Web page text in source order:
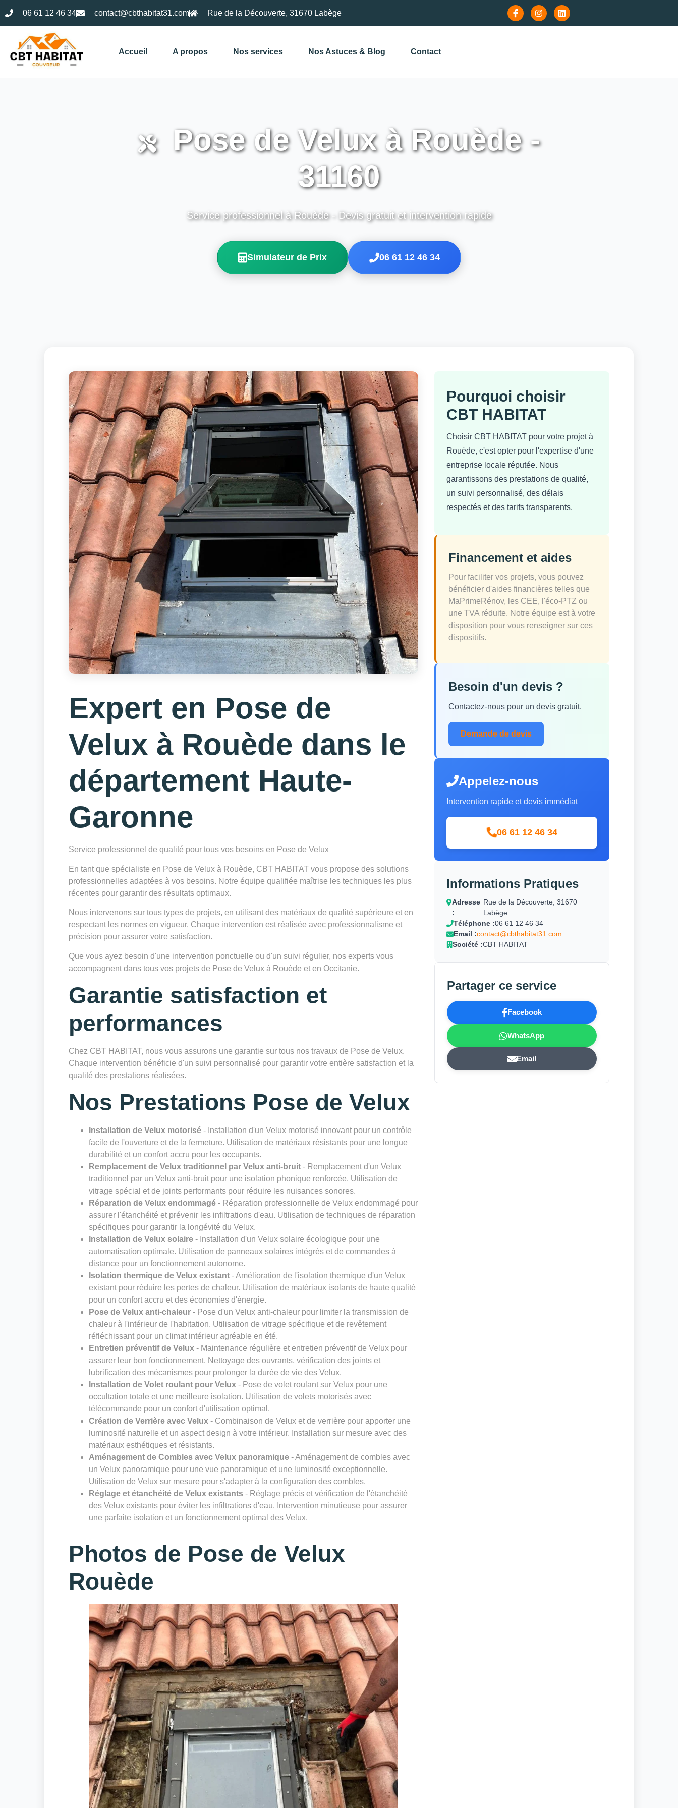
06 61 12 46 34 contact@cbthabitat31.com Rue de la Découverte, 31670 Labège
Accueil A propos Nos services Nos Astuces & Blog Contact
Pose de Velux à Rouède -
31160
Service professionnel à Rouède - Devis gratuit et intervention rapide
Simulateur de Prix 06 61 12 46 34
Expert en Pose de
Velux à Rouède dans le
département Haute-
Garonne
Service professionnel de qualité pour tous vos besoins en Pose de Velux
En tant que spécialiste en Pose de Velux à Rouède, CBT HABITAT vous propose des solutions
professionnelles adaptées à vos besoins. Notre équipe qualifiée maîtrise les techniques les plus
récentes pour garantir des résultats optimaux.
Nous intervenons sur tous types de projets, en utilisant des matériaux de qualité supérieure et en
respectant les normes en vigueur. Chaque intervention est réalisée avec professionnalisme et
précision pour assurer votre satisfaction.
Que vous ayez besoin d'une intervention ponctuelle ou d'un suivi régulier, nos experts vous
accompagnent dans tous vos projets de Pose de Velux à Rouède et en Occitanie.
Garantie satisfaction et
performances
Chez CBT HABITAT, nous vous assurons une garantie sur tous nos travaux de Pose de Velux.
Chaque intervention bénéficie d'un suivi personnalisé pour garantir votre entière satisfaction et la
qualité des prestations réalisées.
Nos Prestations Pose de Velux
Installation de Velux motorisé - Installation d'un Velux motorisé innovant pour un contrôle
facile de l'ouverture et de la fermeture. Utilisation de matériaux résistants pour une longue
durabilité et un confort accru pour les occupants.
Remplacement de Velux traditionnel par Velux anti-bruit - Remplacement d'un Velux
traditionnel par un Velux anti-bruit pour une isolation phonique renforcée. Utilisation de
vitrage spécial et de joints performants pour réduire les nuisances sonores.
Réparation de Velux endommagé - Réparation professionnelle de Velux endommagé pour
assurer l'étanchéité et prévenir les infiltrations d'eau. Utilisation de techniques de réparation
spécifiques pour garantir la longévité du Velux.
Installation de Velux solaire - Installation d'un Velux solaire écologique pour une
automatisation optimale. Utilisation de panneaux solaires intégrés et de commandes à
distance pour un fonctionnement autonome.
Isolation thermique de Velux existant - Amélioration de l'isolation thermique d'un Velux
existant pour réduire les pertes de chaleur. Utilisation de matériaux isolants de haute qualité
pour un confort accru et des économies d'énergie.
Pose de Velux anti-chaleur - Pose d'un Velux anti-chaleur pour limiter la transmission de
chaleur à l'intérieur de l'habitation. Utilisation de vitrage spécifique et de revêtement
réfléchissant pour un climat intérieur agréable en été.
Entretien préventif de Velux - Maintenance régulière et entretien préventif de Velux pour
assurer leur bon fonctionnement. Nettoyage des ouvrants, vérification des joints et
lubrification des mécanismes pour prolonger la durée de vie des Velux.
Installation de Volet roulant pour Velux - Pose de volet roulant sur Velux pour une
occultation totale et une meilleure isolation. Utilisation de volets motorisés avec
télécommande pour un confort d'utilisation optimal.
Création de Verrière avec Velux - Combinaison de Velux et de verrière pour apporter une
luminosité naturelle et un aspect design à votre intérieur. Installation sur mesure avec des
matériaux esthétiques et résistants.
Aménagement de Combles avec Velux panoramique - Aménagement de combles avec
un Velux panoramique pour une vue panoramique et une luminosité exceptionnelle.
Utilisation de Velux sur mesure pour s'adapter à la configuration des combles.
Réglage et étanchéité de Velux existants - Réglage précis et vérification de l'étanchéité
des Velux existants pour éviter les infiltrations d'eau. Intervention minutieuse pour assurer
une parfaite isolation et un fonctionnement optimal des Velux.
Photos de Pose de Velux
Rouède
Pourquoi choisir
CBT HABITAT
Choisir CBT HABITAT pour votre projet à
Rouède, c'est opter pour l'expertise d'une
entreprise locale réputée. Nous
garantissons des prestations de qualité,
un suivi personnalisé, des délais
respectés et des tarifs transparents.
Financement et aides
Pour faciliter vos projets, vous pouvez
bénéficier d'aides financières telles que
MaPrimeRénov, les CEE, l'éco-PTZ ou
une TVA réduite. Notre équipe est à votre
disposition pour vous renseigner sur ces
dispositifs.
Besoin d'un devis ?
Contactez-nous pour un devis gratuit.
Demande de devis
Appelez-nous
Intervention rapide et devis immédiat
06 61 12 46 34
Informations Pratiques
Adresse
:
Rue de la Découverte, 31670
Labège
Téléphone :06 61 12 46 34
Email :contact@cbthabitat31.com
Société :CBT HABITAT
Partager ce service
Facebook
WhatsApp
Email